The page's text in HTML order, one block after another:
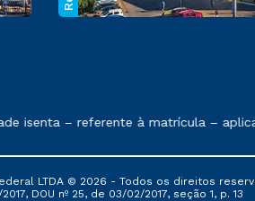
exposto no contrato de prestação
isenta – referente à matrícula –
LTDA © 2026 - Todos os direitos
DOU nº 25, de 03/02/2017, seção 1, p. 13